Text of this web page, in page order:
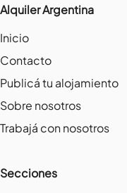
Alquiler Argentina
Inicio
Contacto
Publicá tu alojamiento
Sobre nosotros
Trabajá con nosotros
Secciones